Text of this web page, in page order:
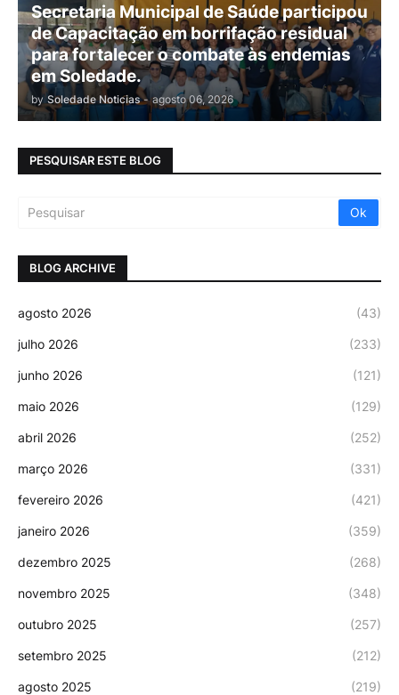
Secretaria Municipal de Saúde participou
de Capacitação em borrifação residual
para fortalecer o combate às endemias
em Soledade.
by Soledade Noticias - agosto 06, 2026
PESQUISAR ESTE BLOG
BLOG ARCHIVE
agosto 2026 (43)
julho 2026 (233)
junho 2026 (121)
maio 2026 (129)
abril 2026 (252)
março 2026 (331)
fevereiro 2026 (421)
janeiro 2026 (359)
dezembro 2025 (268)
novembro 2025 (348)
outubro 2025 (257)
setembro 2025 (212)
agosto 2025 (219)